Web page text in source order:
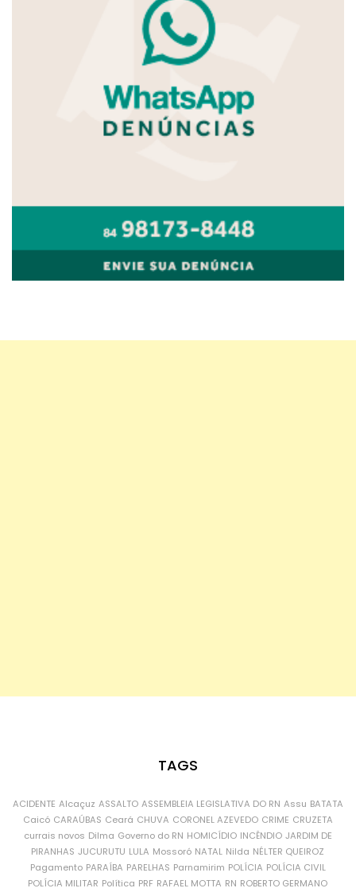
TAGS
ACIDENTE Alcaçuz ASSALTO ASSEMBLEIA LEGISLATIVA DO RN Assu BATATA
Caicó CARAÚBAS Ceará CHUVA CORONEL AZEVEDO CRIME CRUZETA
currais novos Dilma Governo do RN HOMICÍDIO INCÊNDIO JARDIM DE
PIRANHAS JUCURUTU LULA Mossoró NATAL Nilda NÉLTER QUEIROZ
Pagamento PARAÍBA PARELHAS Parnamirim POLÍCIA POLÍCIA CIVIL
POLÍCIA MILITAR Política PRF RAFAEL MOTTA RN ROBERTO GERMANO